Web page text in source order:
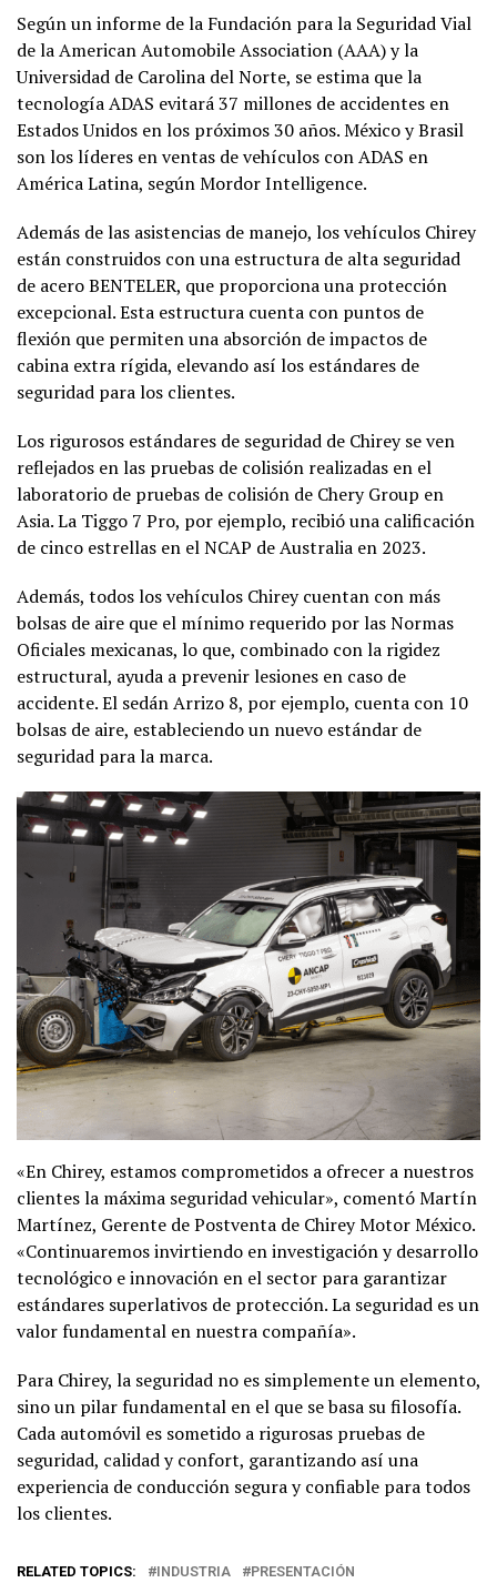
Según un informe de la Fundación para la Seguridad Vial
de la American Automobile Association (AAA) y la
Universidad de Carolina del Norte, se estima que la
tecnología ADAS evitará 37 millones de accidentes en
Estados Unidos en los próximos 30 años. México y Brasil
son los líderes en ventas de vehículos con ADAS en
América Latina, según Mordor Intelligence.
Además de las asistencias de manejo, los vehículos Chirey
están construidos con una estructura de alta seguridad
de acero BENTELER, que proporciona una protección
excepcional. Esta estructura cuenta con puntos de
flexión que permiten una absorción de impactos de
cabina extra rígida, elevando así los estándares de
seguridad para los clientes.
Los rigurosos estándares de seguridad de Chirey se ven
reflejados en las pruebas de colisión realizadas en el
laboratorio de pruebas de colisión de Chery Group en
Asia. La Tiggo 7 Pro, por ejemplo, recibió una calificación
de cinco estrellas en el NCAP de Australia en 2023.
Además, todos los vehículos Chirey cuentan con más
bolsas de aire que el mínimo requerido por las Normas
Oficiales mexicanas, lo que, combinado con la rigidez
estructural, ayuda a prevenir lesiones en caso de
accidente. El sedán Arrizo 8, por ejemplo, cuenta con 10
bolsas de aire, estableciendo un nuevo estándar de
seguridad para la marca.
«En Chirey, estamos comprometidos a ofrecer a nuestros
clientes la máxima seguridad vehicular», comentó Martín
Martínez, Gerente de Postventa de Chirey Motor México.
«Continuaremos invirtiendo en investigación y desarrollo
tecnológico e innovación en el sector para garantizar
estándares superlativos de protección. La seguridad es un
valor fundamental en nuestra compañía».
Para Chirey, la seguridad no es simplemente un elemento,
sino un pilar fundamental en el que se basa su filosofía.
Cada automóvil es sometido a rigurosas pruebas de
seguridad, calidad y confort, garantizando así una
experiencia de conducción segura y confiable para todos
los clientes.
RELATED TOPICS: INDUSTRIA PRESENTACIÓN